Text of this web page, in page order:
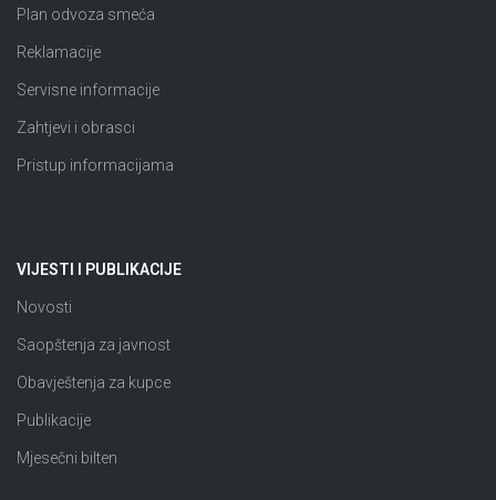
Plan odvoza smeća
Reklamacije
Servisne informacije
Zahtjevi i obrasci
Pristup informacijama
VIJESTI I PUBLIKACIJE
Novosti
Saopštenja za javnost
Obavještenja za kupce
Publikacije
Mjesečni bilten